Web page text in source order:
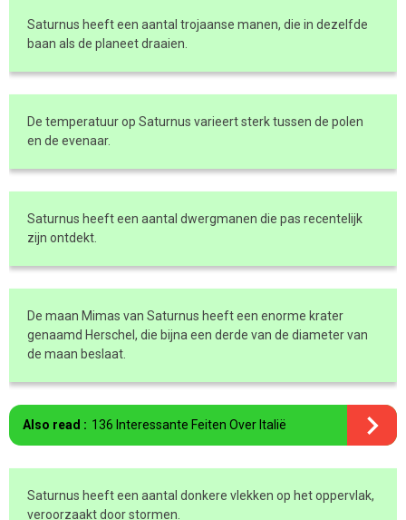
Saturnus heeft een aantal trojaanse manen, die in dezelfde
baan als de planeet draaien.
De temperatuur op Saturnus varieert sterk tussen de polen
en de evenaar.
Saturnus heeft een aantal dwergmanen die pas recentelijk
zijn ontdekt.
De maan Mimas van Saturnus heeft een enorme krater
genaamd Herschel, die bijna een derde van de diameter van
de maan beslaat.
Also read : 136 Interessante Feiten Over Italië
Saturnus heeft een aantal donkere vlekken op het oppervlak,
veroorzaakt door stormen.